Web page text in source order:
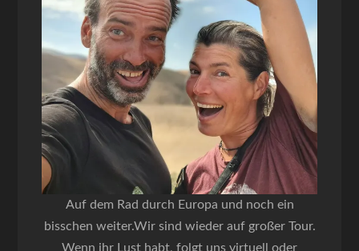
Auf dem Rad durch Europa und noch ein
bisschen weiter.Wir sind wieder auf großer Tour.
Wenn ihr Lust habt, folgt uns virtuell oder